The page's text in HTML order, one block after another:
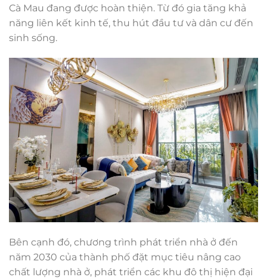
Cà Mau đang được hoàn thiện. Từ đó gia tăng khả
năng liên kết kinh tế, thu hút đầu tư và dân cư đến
sinh sống.
Bên cạnh đó, chương trình phát triển nhà ở đến
năm 2030 của thành phố đặt mục tiêu nâng cao
chất lượng nhà ở, phát triển các khu đô thị hiện đại